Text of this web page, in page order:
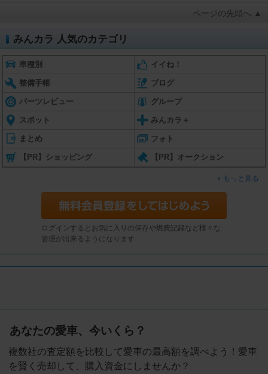
ページの先頭へ ▲
みんカラ 人気のカテゴリ
車種別 イイね！
整備手帳 ブログ
パーツレビュー グループ
スポット みんカラ＋
まとめ フォト
【PR】ショッピング 【PR】オークション
もっと見る
ログインするとお気に入りの保存や燃費記録など様々な
管理が出来るようになります
あなたの愛車、今いくら？
複数社の査定額を比較して愛車の最高額を調べよう！愛車
を賢く売却して、購入資金にしませんか？